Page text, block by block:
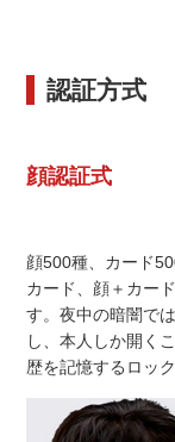
認証方式
顔認証式
顔500種、カード
カード、顔＋カー
す。夜中の暗闇で
し、本人しか開く
歴を記憶するロッ